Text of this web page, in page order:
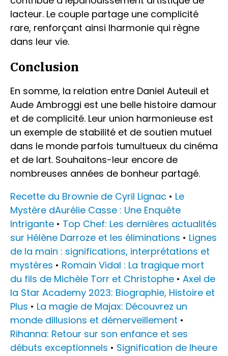
lacteur. Le couple partage une complicité
rare, renforçant ainsi lharmonie qui règne
dans leur vie.
Conclusion
En somme, la relation entre Daniel Auteuil et
Aude Ambroggi est une belle histoire damour
et de complicité. Leur union harmonieuse est
un exemple de stabilité et de soutien mutuel
dans le monde parfois tumultueux du cinéma
et de lart. Souhaitons-leur encore de
nombreuses années de bonheur partagé.
Recette du Brownie de Cyril Lignac • Le
Mystère dAurélie Casse : Une Enquête
Intrigante • Top Chef: Les dernières actualités
sur Hélène Darroze et les éliminations • Lignes
de la main : significations, interprétations et
mystères • Romain Vidal : La tragique mort
du fils de Michèle Torr et Christophe • Axel de
la Star Academy 2023: Biographie, Histoire et
Plus • La magie de Majax: Découvrez un
monde dillusions et démerveillement •
Rihanna: Retour sur son enfance et ses
débuts exceptionnels • Signification de lheure